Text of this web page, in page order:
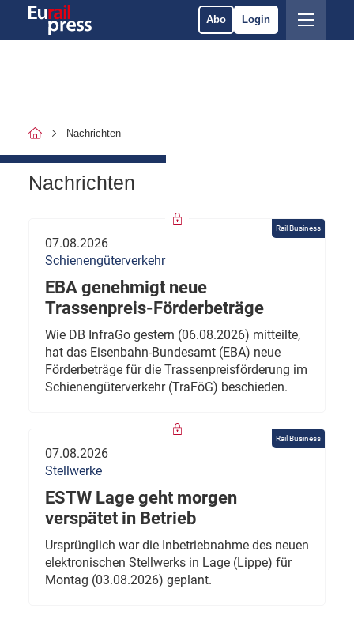
Abo Login
Nachrichten
Nachrichten
Rail Business
07.08.2026
Schienengüterverkehr
EBA genehmigt neue
Trassenpreis-Förderbeträge
Wie DB InfraGo gestern (06.08.2026) mitteilte,
hat das Eisenbahn-Bundesamt (EBA) neue
Förderbeträge für die Trassenpreisförderung im
Schienengüterverkehr (TraFöG) beschieden.
Rail Business
07.08.2026
Stellwerke
ESTW Lage geht morgen
verspätet in Betrieb
Ursprünglich war die Inbetriebnahme des neuen
elektronischen Stellwerks in Lage (Lippe) für
Montag (03.08.2026) geplant.